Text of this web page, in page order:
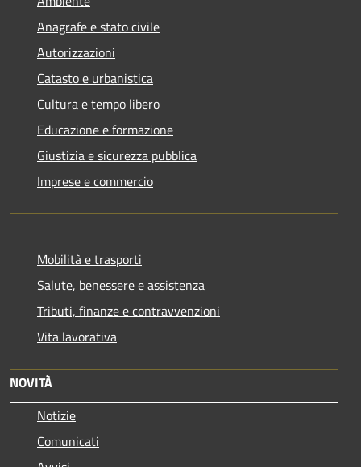
Anagrafe e stato civile
Autorizzazioni
Catasto e urbanistica
Cultura e tempo libero
Educazione e formazione
Giustizia e sicurezza pubblica
Imprese e commercio
Mobilità e trasporti
Salute, benessere e assistenza
Tributi, finanze e contravvenzioni
Vita lavorativa
NOVITÀ
Notizie
Comunicati